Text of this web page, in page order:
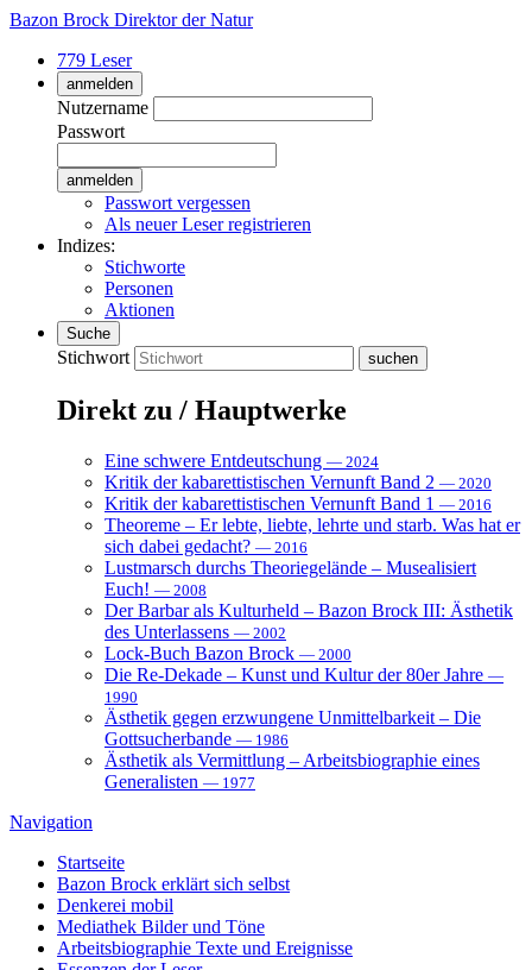
Bazon Brock Direktor der Natur
779 Leser
anmelden
Nutzername
Passwort
Passwort vergessen
Als neuer Leser registrieren
Indizes:
Stichworte
Personen
Aktionen
Suche
Stichwort
Direkt zu / Hauptwerke
Eine schwere Entdeutschung — 2024
Kritik der kabarettistischen Vernunft Band 2 — 2020
Kritik der kabarettistischen Vernunft Band 1 — 2016
Theoreme – Er lebte, liebte, lehrte und starb. Was hat er
sich dabei gedacht? — 2016
Lustmarsch durchs Theoriegelände – Musealisiert
Euch! — 2008
Der Barbar als Kulturheld – Bazon Brock III: Ästhetik
des Unterlassens — 2002
Lock-Buch Bazon Brock — 2000
Die Re-Dekade – Kunst und Kultur der 80er Jahre —
1990
Ästhetik gegen erzwungene Unmittelbarkeit – Die
Gottsucherbande — 1986
Ästhetik als Vermittlung – Arbeitsbiographie eines
Generalisten — 1977
Navigation
Startseite
Bazon Brock erklärt sich selbst
Denkerei mobil
Mediathek Bilder und Töne
Arbeitsbiographie Texte und Ereignisse